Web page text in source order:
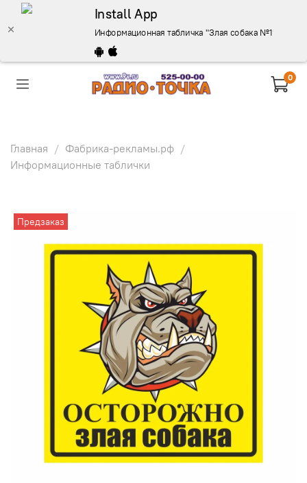
Install App
Информационная табличка "Злая собака №1"
0
Главная
Фабрика-рекламы.рф
Информационные таблички
Предзаказ